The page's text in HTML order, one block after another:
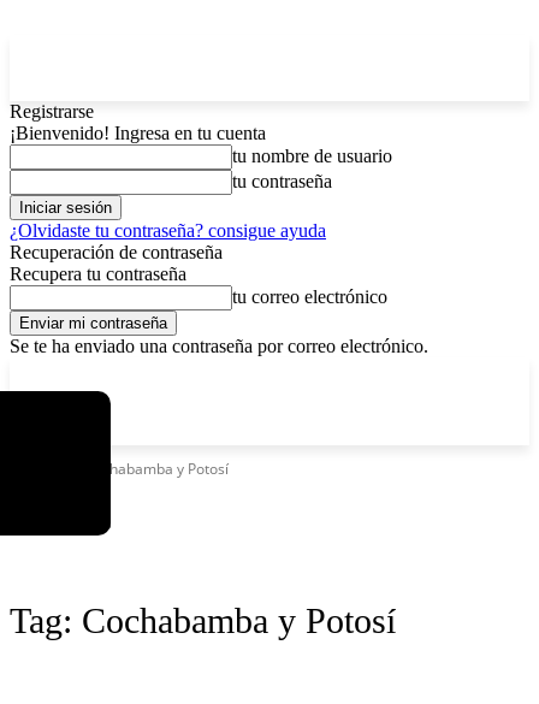
Registrarse
¡Bienvenido! Ingresa en tu cuenta
tu nombre de usuario
tu contraseña
¿Olvidaste tu contraseña? consigue ayuda
Recuperación de contraseña
Recupera tu contraseña
tu correo electrónico
Se te ha enviado una contraseña por correo electrónico.
Cochabamba y Potosí
Tag: Cochabamba y Potosí